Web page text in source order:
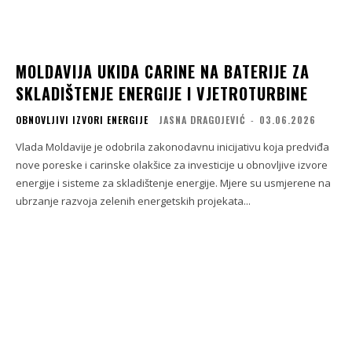
MOLDAVIJA UKIDA CARINE NA BATERIJE ZA
SKLADIŠTENJE ENERGIJE I VJETROTURBINE
OBNOVLJIVI IZVORI ENERGIJE JASNA DRAGOJEVIĆ - 03.06.2026
Vlada Moldavije je odobrila zakonodavnu inicijativu koja predviđa
nove poreske i carinske olakšice za investicije u obnovljive izvore
energije i sisteme za skladištenje energije. Mjere su usmjerene na
ubrzanje razvoja zelenih energetskih projekata...